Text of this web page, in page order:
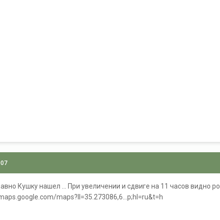
Кушку нашел ... При увеличении и сдвиге на 11 часов видно
maps?ll=35.273086,6...p;hl=ru&t=h